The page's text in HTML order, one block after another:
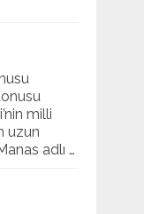
milli
uzun
adlı …